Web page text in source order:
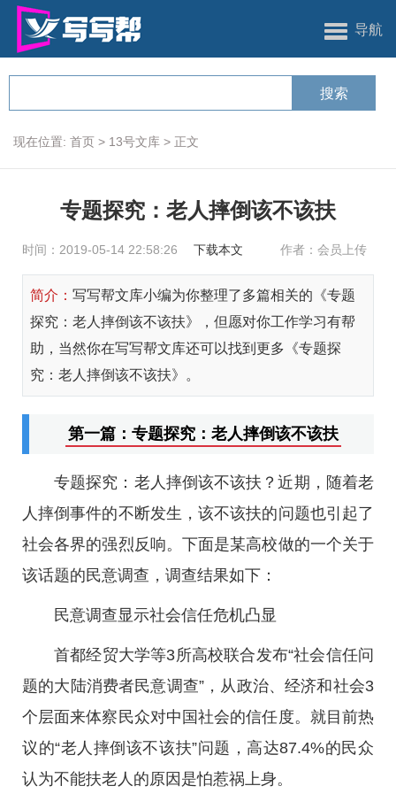
导航
现在位置: 首页 > 13号文库 > 正文
专题探究：老人摔倒该不该扶
时间：2019-05-14 22:58:26 下载本文 作者：会员上传
简介： 写写帮文库小编为你整理了多篇相关的《专题
探究：老人摔倒该不该扶》，但愿对你工作学习有帮
助，当然你在写写帮文库还可以找到更多《专题探
究：老人摔倒该不该扶》。
第一篇：专题探究：老人摔倒该不该扶
专题探究：老人摔倒该不该扶？近期，随着老
人摔倒事件的不断发生，该不该扶的问题也引起了
社会各界的强烈反响。下面是某高校做的一个关于
该话题的民意调查，调查结果如下：
民意调查显示社会信任危机凸显
首都经贸大学等3所高校联合发布“社会信任问
题的大陆消费者民意调查”，从政治、经济和社会3
个层面来体察民众对中国社会的信任度。就目前热
议的“老人摔倒该不该扶”问题，高达87.4%的民众
认为不能扶老人的原因是怕惹祸上身。